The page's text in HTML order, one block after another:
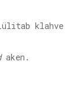
aken.